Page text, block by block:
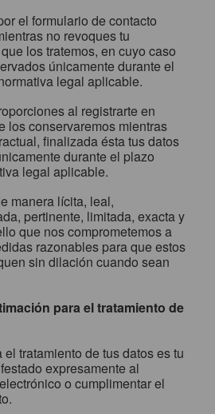
el formulario de contacto
no revoques tu
los tratemos, en cuyo caso
únicamente durante el
legal aplicable.
al registrarte en
los conservaremos mientras
finalizada ésta tus datos
durante el plazo
legal aplicable.
manera lícita, leal,
pertinente, limitada, exacta y
que nos comprometemos a
razonables para que estos
sin dilación cuando sean
para el tratamiento de
tratamiento de tus datos es tu
expresamente al
o cumplimentar el